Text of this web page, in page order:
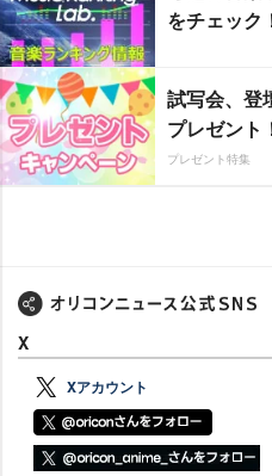
をチェック
試写会、登
プレゼント
プレゼント特集
X
Xアカウント